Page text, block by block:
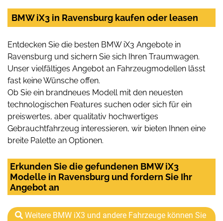
BMW iX3 in Ravensburg kaufen oder leasen
Entdecken Sie die besten BMW iX3 Angebote in
Ravensburg und sichern Sie sich Ihren Traumwagen.
Unser vielfältiges Angebot an Fahrzeugmodellen lässt
fast keine Wünsche offen.
Ob Sie ein brandneues Modell mit den neuesten
technologischen Features suchen oder sich für ein
preiswertes, aber qualitativ hochwertiges
Gebrauchtfahrzeug interessieren, wir bieten Ihnen eine
breite Palette an Optionen.
Erkunden Sie die gefundenen BMW iX3
Modelle in Ravensburg und fordern Sie Ihr
Angebot an
Weitere BMW iX3 und andere Fahrzeuge können Sie